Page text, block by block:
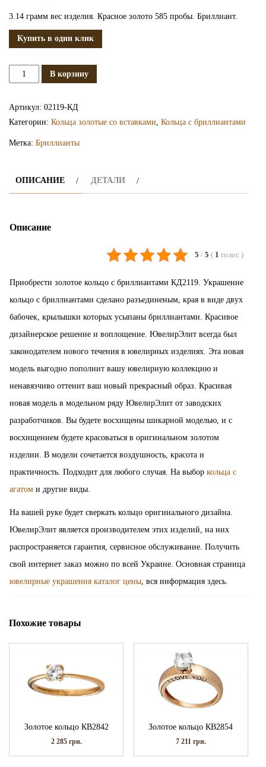
3.14 грамм вес изделия. Красное золото 585 пробы. Бриллиант.
Купить в один клик
Количество
КД2119
В корзину
Артикул: 02119-КД
Категории: Кольца золотые со вставками, Кольца с бриллиантами
Метка: Бриллианты
ОПИСАНИЕ ДЕТАЛИ
Описание
5 / 5 ( 1 голос )
Приобрести золотое кольцо с бриллиантами КД2119. Украшение
кольцо с бриллиантами сделано разъединеным, края в виде двух
бабочек, крылышки которых усыпаны бриллиантами. Красивое
дизайнерское решение и воплощение. ЮвелирЭлит всегда был
законодателем нового течения в ювелирных изделиях. Эта новая
модель выгодно пополнит вашу ювелирную коллекцию и
ненавязчиво оттенит ваш новый прекрасный образ. Красивая
новая модель в модельном ряду ЮвелирЭлит от заводских
разработчиков. Вы будете восхищены шикарной моделью, и с
восхищением будете красоваться в оригинальном золотом
изделии. В модели сочетается воздушность, красота и
практичность. Подходит для любого случая. На выбор кольца с
агатом и другие виды.
На вашей руке будет сверкать кольцо оригинального дизайна.
ЮвелирЭлит является производителем этих изделий, на них
распространяется гарантия, сервисное обслуживание. Получить
свой интернет заказ можно по всей Украине. Основная страница
ювелирные украшения каталог цены , вся информация здесь.
Похожие товары
Золотое кольцо КВ2842
2 285 грн.
Золотое кольцо КВ2854
7 211 грн.